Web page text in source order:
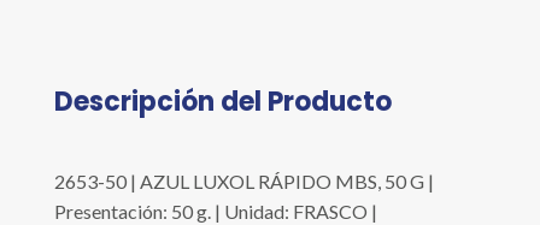
Descripción del Producto
2653-50 | AZUL LUXOL RÁPIDO MBS, 50 G |
Presentación: 50 g. | Unidad: FRASCO |